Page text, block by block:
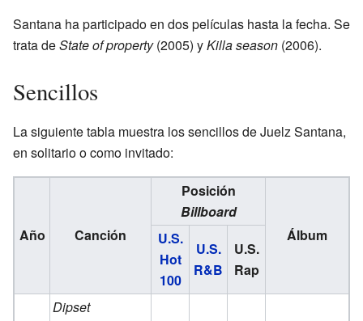
Santana ha participado en dos películas hasta la fecha. Se
trata deState of property(2005) yKilla season (2006).
Sencillos
La siguiente tabla muestra los sencillos de Juelz Santana,
en solitario o como invitado:
Año Canción
Posición
Billboard
Álbum
U.S.
Hot
100
U.S.
R&B
U.S.
Rap
Dipset